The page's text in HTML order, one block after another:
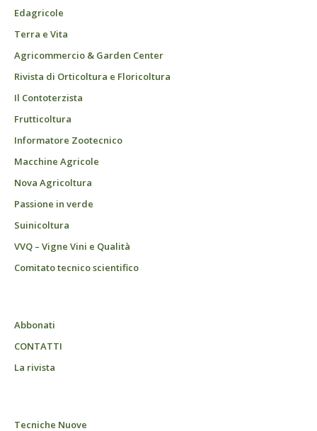
Edagricole
Terra e Vita
Agricommercio & Garden Center
Rivista di Orticoltura e Floricoltura
Il Contoterzista
Frutticoltura
Informatore Zootecnico
Macchine Agricole
Nova Agricoltura
Passione in verde
Suinicoltura
VVQ – Vigne Vini e Qualità
Comitato tecnico scientifico
Abbonati
CONTATTI
La rivista
Tecniche Nuove